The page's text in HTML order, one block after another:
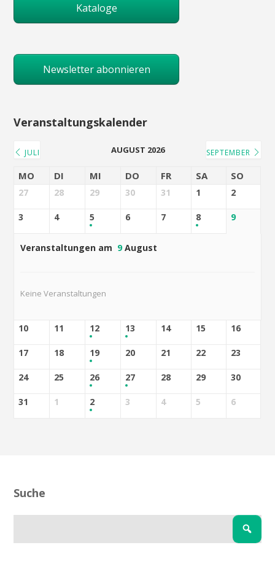
Kataloge
Newsletter abonnieren
Veranstaltungskalender
JULI AUGUST 2026 SEPTEMBER
MO DI MI DO FR SA SO
27 28 29 30 31 1 2
3 4 5 6 7 8 9
Veranstaltungen am 9August
Keine Veranstaltungen
10 11 12 13 14 15 16
17 18 19 20 21 22 23
24 25 26 27 28 29 30
31 1 2 3 4 5 6
Suche